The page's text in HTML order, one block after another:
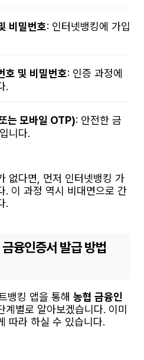
비밀번호: 인터넷뱅킹에 가입
호 및 비밀번호: 인증 과정에
.
는 모바일 OTP): 안전한 금
니다.
없다면, 먼저 인터넷뱅킹 가
. 이 과정 역시 비대면으로 간
.
융인증서 발급 방법
뱅킹 앱을 통해 농협 금융인
별로 알아보겠습니다. 이미
따라 하실 수 있습니다.